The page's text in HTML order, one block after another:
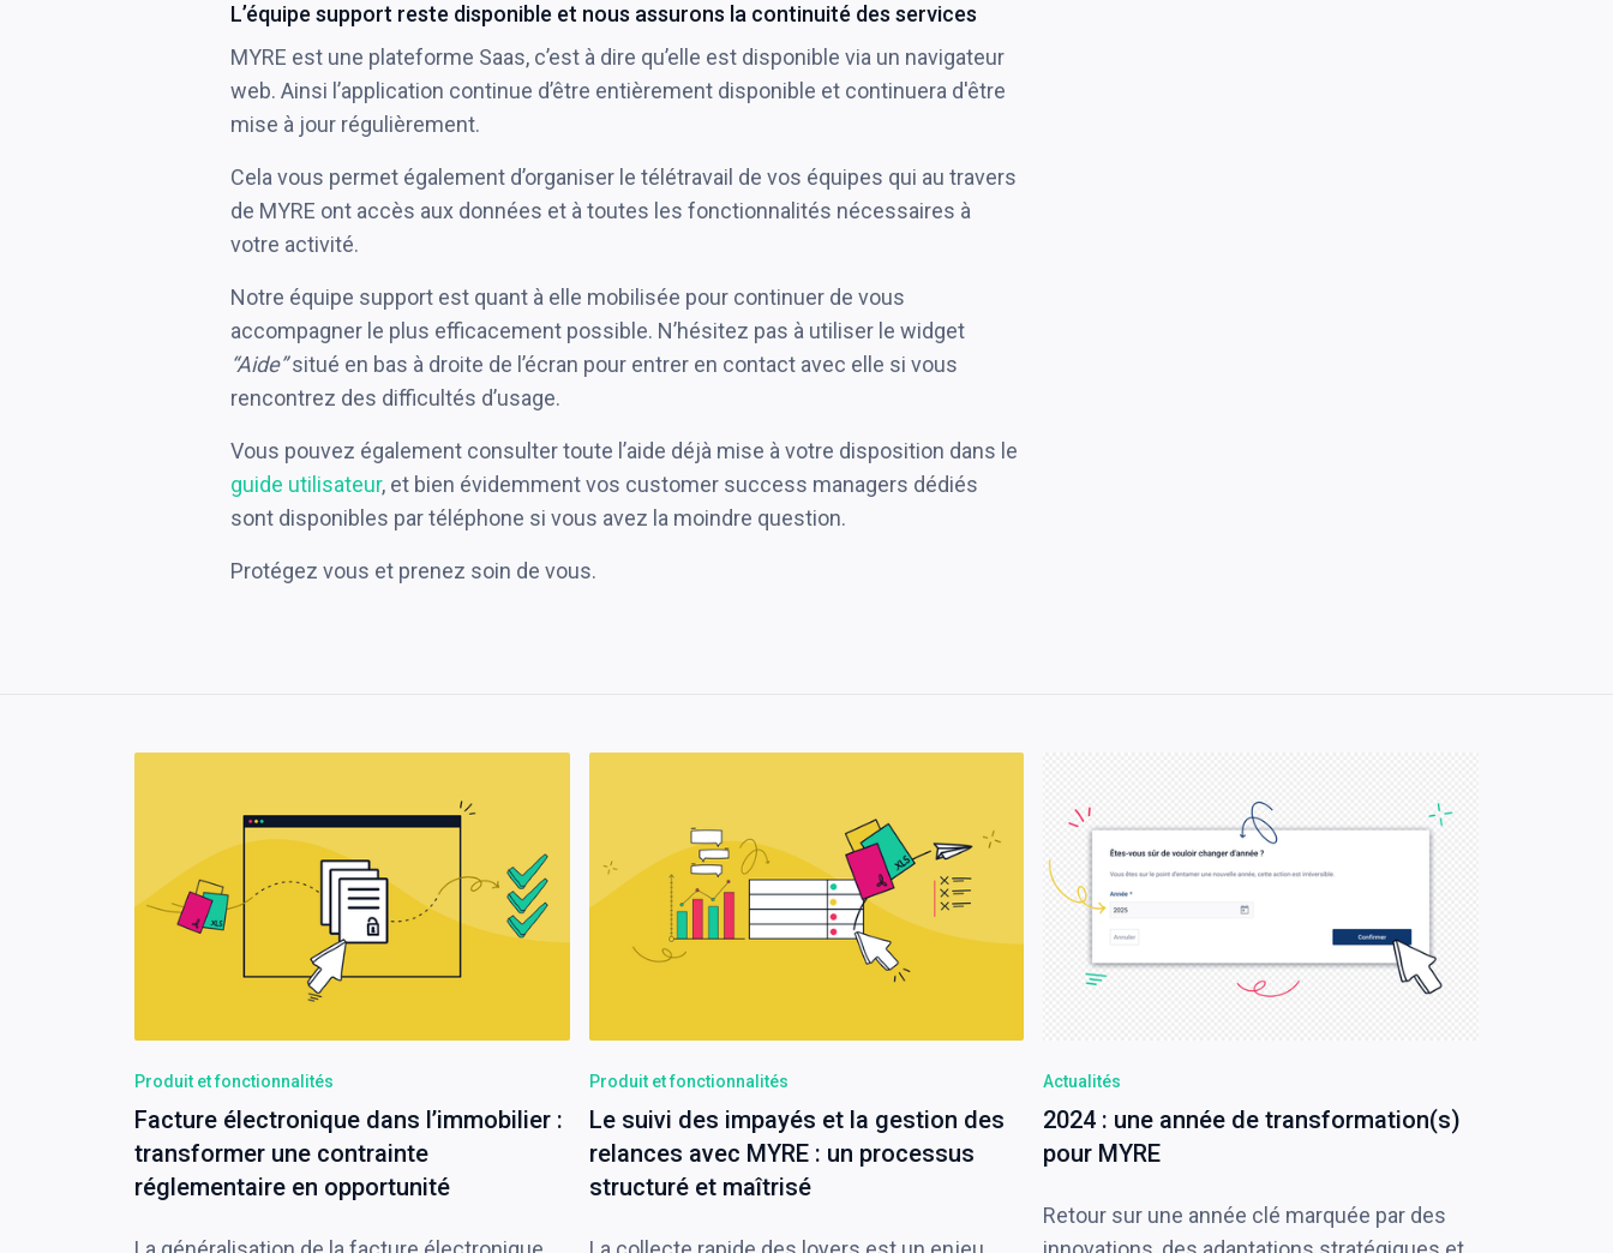
L’équipe support reste disponible et nous assurons la continuité des services
MYRE est une plateforme Saas, c’est à dire qu’elle est disponible via un navigateur
web. Ainsi l’application continue d’être entièrement disponible et continuera d'être
mise à jour régulièrement.
Cela vous permet également d’organiser le télétravail de vos équipes qui au travers
de MYRE ont accès aux données et à toutes les fonctionnalités nécessaires à
votre activité.
Notre équipe support est quant à elle mobilisée pour continuer de vous
accompagner le plus efficacement possible. N’hésitez pas à utiliser le widget
“Aide”situé en bas à droite de l’écran pour entrer en contact avec elle si vous
rencontrez des difficultés d’usage.
Vous pouvez également consulter toute l’aide déjà mise à votre disposition dans le
guide utilisateur, et bien évidemment vos customer success managers dédiés
sont disponibles par téléphone si vous avez la moindre question.
Protégez vous et prenez soin de vous.
Produit et fonctionnalités
Facture électronique dans l’immobilier :
transformer une contrainte
réglementaire en opportunité
Produit et fonctionnalités
Le suivi des impayés et la gestion des
relances avec MYRE : un processus
structuré et maîtrisé
Actualités
2024 : une année de transformation(s)
pour MYRE
Retour sur une année clé marquée par des